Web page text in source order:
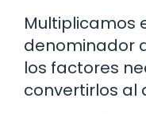
Multiplicamos
denominador
los factores
convertirlos al